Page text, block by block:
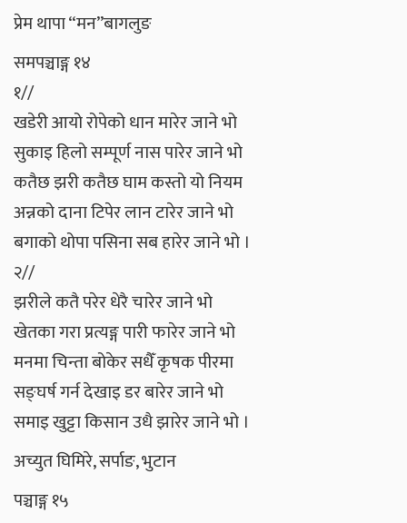
प्रेम थापा “मन”बागलुङ
समपञ्चाङ्ग १४
१//
खडेरी आयो रोपेको धान मारेर जाने भो
सुकाइ हिलो सम्पूर्ण नास पारेर जाने भो
कतैछ झरी कतैछ घाम कस्तो यो नियम
अन्नको दाना टिपेर लान टारेर जाने भो
बगाको थोपा पसिना सब हारेर जाने भो ।
२//
झरीले कतै परेर धेरै चारेर जाने भो
खेतका गरा प्रत्यङ्ग पारी फारेर जाने भो
मनमा चिन्ता बोकेर सधैँ कृषक पीरमा
सङ्घर्ष गर्न देखाइ डर बारेर जाने भो
समाइ खुट्टा किसान उधै झारेर जाने भो ।
अच्युत घिमिरे, सर्पाङ, भुटान
पञ्चाङ्ग १५